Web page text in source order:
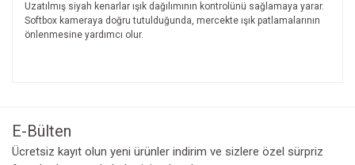
Uzatılmış siyah kenarlar ışık dağılımının kontrolünü sağlamaya yarar.
Softbox kameraya doğru tutulduğunda, mercekte ışık patlamalarının
önlenmesine yardımcı olur.
Ürün resmi kalitesiz, bozuk veya görüntülenemiyor.
E-Bülten
Ücretsiz kayıt olun yeni ürünler indirim ve sizlere özel sürpriz